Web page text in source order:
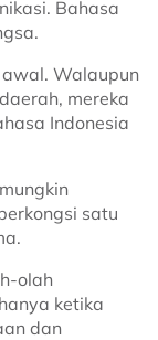
Bahasa
Walaupun
mereka
Indonesia
satu
olah
ketika
dan